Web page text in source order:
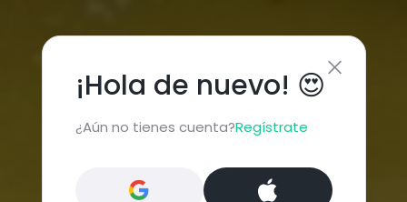
¡Hola de nuevo! 😍
¿Aún no tienes cuenta?Regístrate